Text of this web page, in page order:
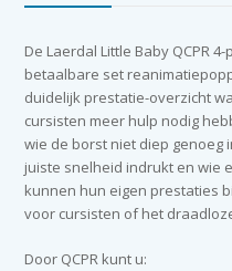
De Laerdal Little Baby QCPR
betaalbare set
duidelijk prestatie-overzicht
cursisten meer hulp nodig
wie de borst niet diep genoeg
juiste snelheid indrukt en wie
kunnen hun eigen prestaties
voor cursisten of het
Door QCPR kunt u: